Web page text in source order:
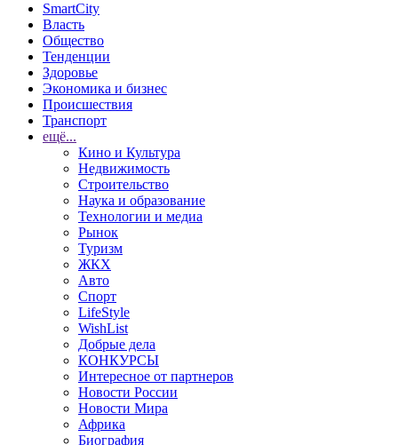
SmartCity
Власть
Общество
Тенденции
Здоровье
Экономика и бизнес
Происшествия
Транспорт
ещё...
Кино и Культура
Недвижимость
Строительство
Наука и образование
Технологии и медиа
Рынок
Туризм
ЖКХ
Авто
Спорт
LifeStyle
WishList
Добрые дела
КОНКУРСЫ
Интересное от партнеров
Новости России
Новости Мира
Африка
Биография